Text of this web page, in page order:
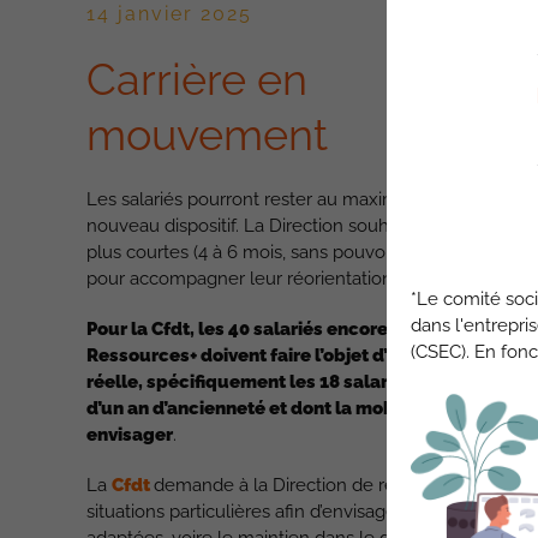
14 janvier 2025
Carrière en
mouvement
Les salariés pourront rester au maximum 2 ans dans le
nouveau dispositif. La Direction souhaite des missions
plus courtes (4 à 6 mois, sans pouvoir excéder 9 mois)
pour accompagner leur réorientation professionnelle.
Pour la Cfdt, les 40 salariés encore dans le
Ressources+ doivent faire l’objet d’une attention
réelle, spécifiquement les 18 salariés qui y ont plus
d’un an d’ancienneté et dont la mobilité est à
envisager.
La Cfdtdemande à la Direction de regarder les
situations particulières afin d’envisager des solutions
*Le comité
dans
(CSEC). En